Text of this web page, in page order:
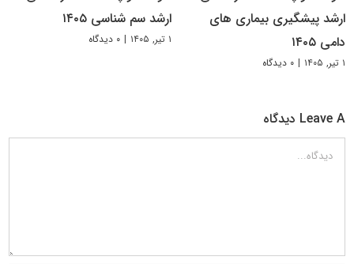
ارشد پیشگیری بیماری های
دامی ۱۴۰۵
۱ تیر, ۱۴۰۵ | ۰ دیدگاه
ارشد سم شناسی ۱۴۰۵
۱ تیر, ۱۴۰۵ | ۰ دیدگاه
Leave A دیدگاه
دیدگاه